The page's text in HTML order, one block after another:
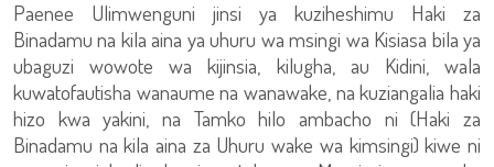
Paenee Ulimwenguni jinsi ya kuziheshimu Haki za
Binadamu na kila aina ya uhuru wa msingi wa Kisiasa bila ya
ubaguzi wowote wa kijinsia, kilugha, au Kidini, wala
kuwatofautisha wanaume na wanawake, na kuziangalia haki
hizo kwa yakini, na Tamko hilo ambacho ni (Haki za
Binadamu na kila aina za Uhuru wake wa kimsingi) kiwe ni